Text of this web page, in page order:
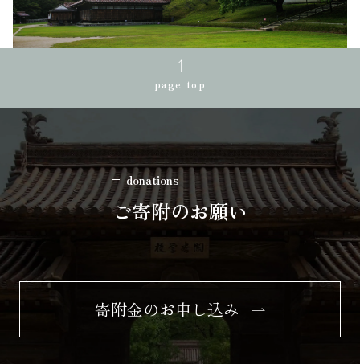
page top
donations
ご寄附のお願い
寄附金のお申し込み